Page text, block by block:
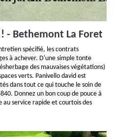
- Bethemont La Foret
spécifié, les contrats
à achever. D'une simple tonte
des mauvaises végétations)
verts. Panivello david est
dans tout ce qui touche le soin de
Donnez un bon coup de pouce à
service rapide et courtois des